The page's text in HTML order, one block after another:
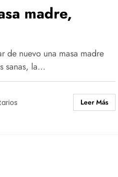
madre,
de nuevo una masa madre
sanas, la…
Leer Más